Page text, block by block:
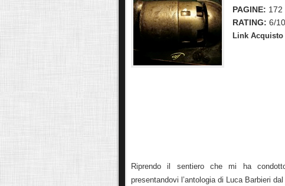
PAGINE: 172
RATING: 6/10
Link Acquisto
Riprendo il sentiero che mi ha
presentandovi l’antologia di Luca Barbieri